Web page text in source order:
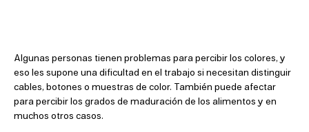
Algunas personas tienen problemas para percibir los colores, y
eso les supone una dificultad en el trabajo si necesitan distinguir
cables, botones o muestras de color. También puede afectar
para percibir los grados de maduración de los alimentos y en
muchos otros casos.